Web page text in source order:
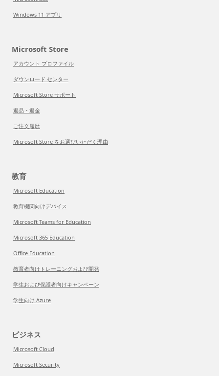
Windows 11 アプリ
Microsoft Store
アカウント プロファイル
ダウンロード センター
Microsoft Store サポート
返品・返金
ご注文履歴
Microsoft Store をお選びいただく理由
教育
Microsoft Education
教育機関向けデバイス
Microsoft Teams for Education
Microsoft 365 Education
Office Education
教育者向けトレーニングおよび開発
学生および保護者向けキャンペーン
学生向け Azure
ビジネス
Microsoft Cloud
Microsoft Security